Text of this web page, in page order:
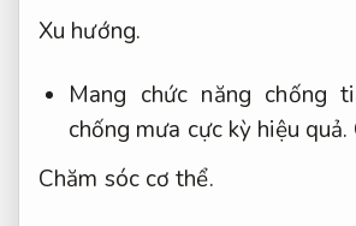
Xu hướng.
Mang chức năng chống
chống mưa cực kỳ hiệu quả.
Chăm sóc cơ thể.